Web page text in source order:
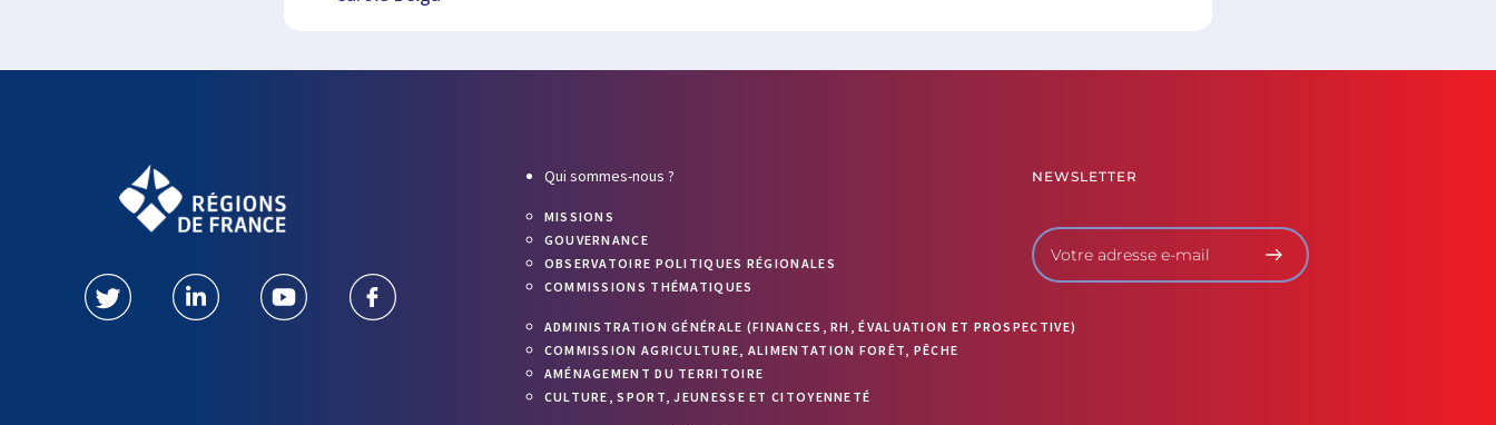
Qui sommes-nous ?
MISSIONS
GOUVERNANCE
OBSERVATOIRE POLITIQUES RÉGIONALES
COMMISSIONS THÉMATIQUES
ADMINISTRATION GÉNÉRALE (FINANCES, RH, ÉVALUATION ET PROSPECTIVE)
COMMISSION AGRICULTURE, ALIMENTATION FORÊT, PÊCHE
AMÉNAGEMENT DU TERRITOIRE
CULTURE, SPORT, JEUNESSE ET CITOYENNETÉ
NEWSLETTER